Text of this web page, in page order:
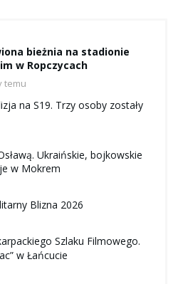
bieżnia na stadionie
w Ropczycach
temu
na S19. Trzy osoby zostały
Ukraińskie, bojkowskie
w Mokrem
Blizna 2026
Szlaku Filmowego.
w Łańcucie